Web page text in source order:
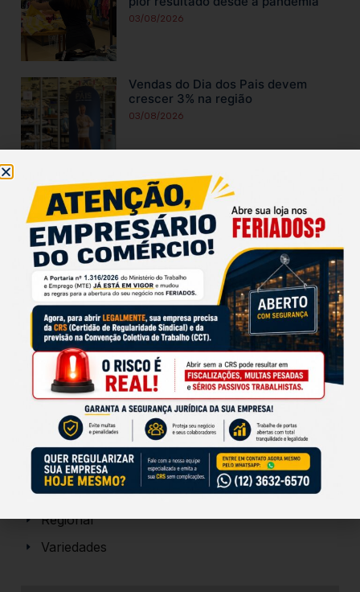
03/08/2026
Vendas do Dia dos Pais devem
crescer 3% na região
03/08/2026
Sincovat Negócios completa 15
anos na TV Band Vale
24/07/2026
Festa da Cerejeira em Flor começa
neste sábado em Campos do
Jordão
23/07/2026
CATEGORIAS
Institucional
Notícias
Regional
Variedades